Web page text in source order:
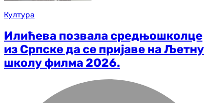
Култура
Илићева позвала средњошколце
из Српске да се пријаве на Љетну
школу филма 2026.